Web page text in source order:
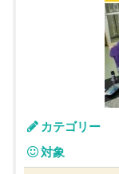
カテゴリー
対象